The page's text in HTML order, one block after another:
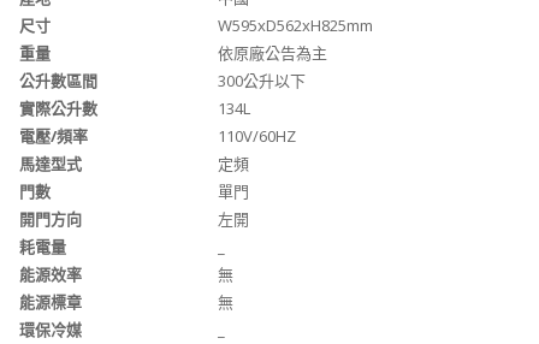
尺寸
W595xD562xH825mm
重量
依原廠公告為主
公升數區間
300公升以下
實際公升數
134L
電壓/頻率
110V/60HZ
馬達型式
定頻
門數
單門
開門方向
左開
耗電量
能源效率
無
能源標章
無
環保冷媒